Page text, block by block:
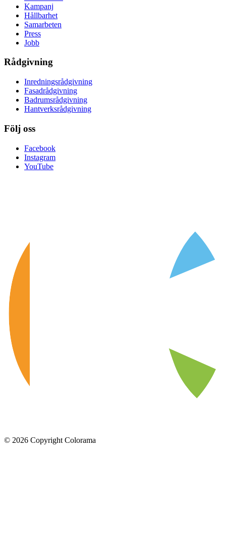
Kampanj
Hållbarhet
Samarbeten
Press
Jobb
Rådgivning
Inredningsrådgivning
Fasadrådgivning
Badrumsrådgivning
Hantverksrådgivning
Följ oss
Facebook
Instagram
YouTube
© 2026 Copyright Colorama